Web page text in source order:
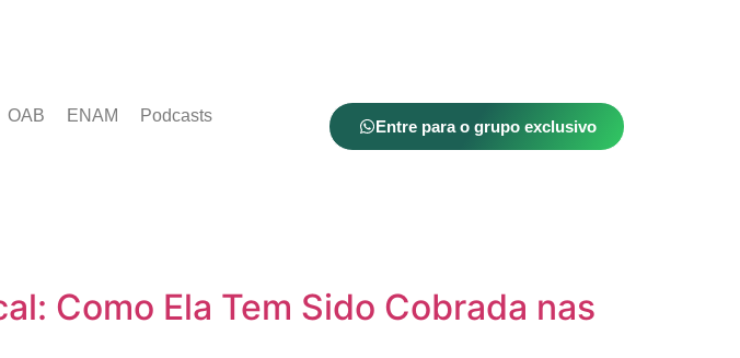
OAB ENAM Podcasts
Entre para o grupo exclusivo
Como Ela Tem Sido Cobrada nas